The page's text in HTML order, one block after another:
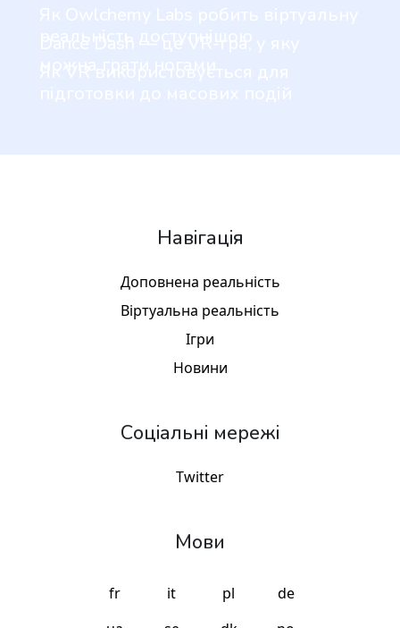
Навігація
Доповнена реальність
Віртуальна реальність
Ігри
Новини
Соціальні мережі
Twitter
Мови
fr it pl
de